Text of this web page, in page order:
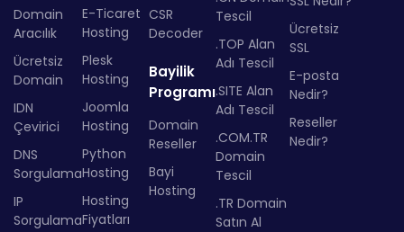
Domain
Aracılık
Ücretsiz
Domain
IDN
Çevirici
DNS
Sorgulama
IP
Sorgulama
E-Ticaret
Hosting
Plesk
Hosting
Joomla
Hosting
Python
Hosting
Hosting
Fiyatları
CSR
Decoder
Bayilik
Programı
Domain
Reseller
Bayi
Hosting
Tescil
.TOP Alan
Adı Tescil
.SITE Alan
Adı Tescil
.COM.TR
Domain
Tescil
.TR Domain
Satın Al
Ücretsiz
SSL
E-posta
Nedir?
Reseller
Nedir?